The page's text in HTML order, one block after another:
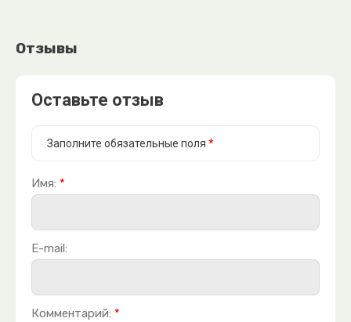
Отзывы
Оставьте отзыв
Заполните обязательные поля *
Имя: *
E-mail:
Комментарий: *